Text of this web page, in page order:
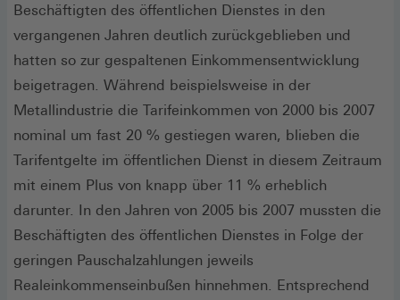
Beschäftigten des öffentlichen Dienstes in den
vergangenen Jahren deutlich zurückgeblieben und
hatten so zur gespaltenen Einkommensentwicklung
beigetragen. Während beispielsweise in der
Metallindustrie die Tarifeinkommen von 2000 bis 2007
nominal um fast 20 % gestiegen waren, blieben die
Tarifentgelte im öffentlichen Dienst in diesem Zeitraum
mit einem Plus von knapp über 11 % erheblich
darunter. In den Jahren von 2005 bis 2007 mussten die
Beschäftigten des öffentlichen Dienstes in Folge der
geringen Pauschalzahlungen jeweils
Realeinkommenseinbußen hinnehmen. Entsprechend